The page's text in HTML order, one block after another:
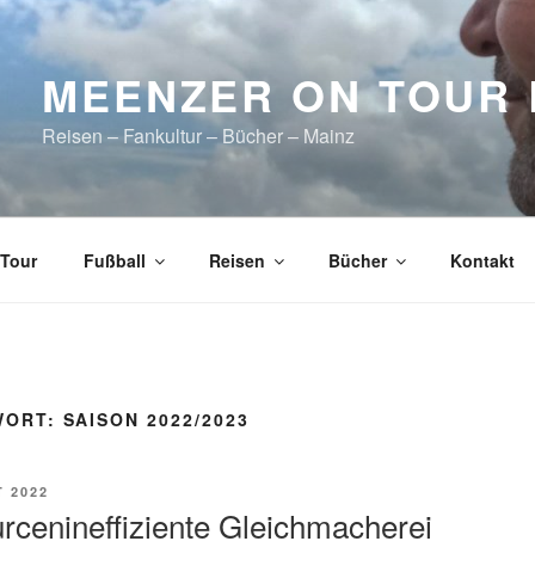
MEENZER ON TOUR
Reisen – Fankultur – Bücher – Mainz
Fußball Reisen Bücher Kontakt
SAISON 2022/2023
2022
Gleichmacherei